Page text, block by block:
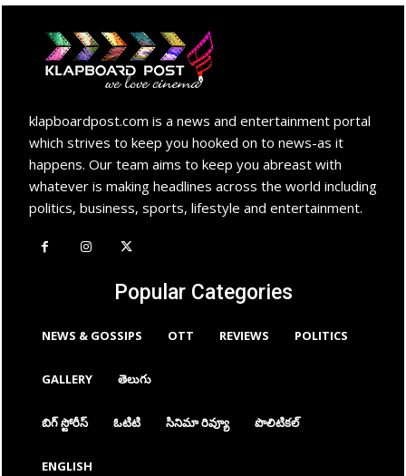
klapboardpost.com is a news and entertainment portal
which strives to keep you hooked on to news-as it
happens. Our team aims to keep you abreast with
whatever is making headlines across the world including
politics, business, sports, lifestyle and entertainment.
Popular Categories
NEWS & GOSSIPS OTT REVIEWS POLITICS
GALLERY తెలుగు
బిగ్ స్టోరీస్ ఓటిటి సినిమా రివ్యూ పొలిటికల్
ENGLISH